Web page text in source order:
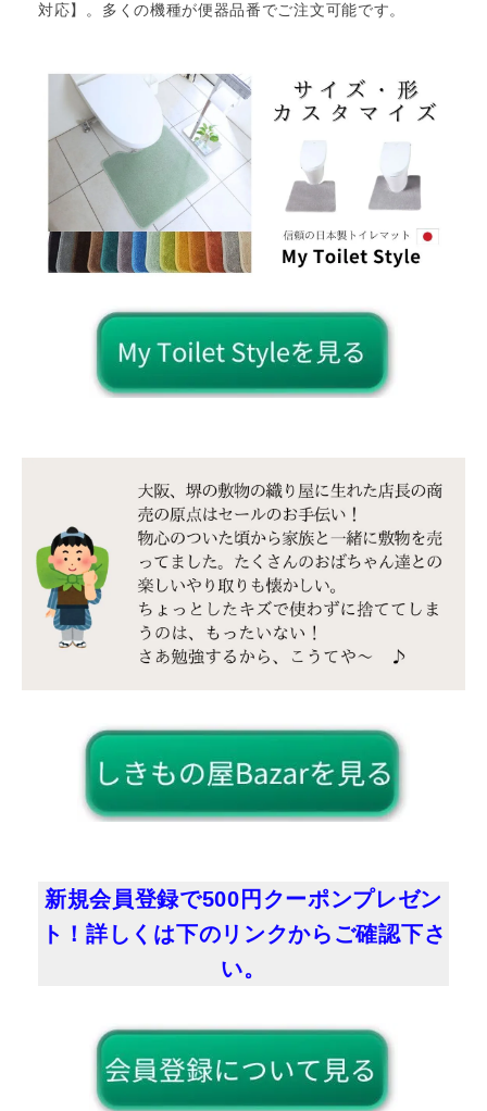
対応】。多くの機種が便器品番でご注文可能です。
新規会員登録で500円クーポンプレゼン
ト！詳しくは下のリンクからご確認下さ
い。